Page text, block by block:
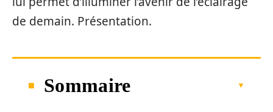
de demain. Présentation.
Sommaire